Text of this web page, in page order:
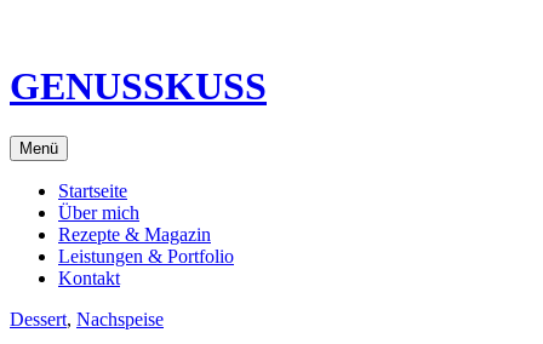
GENUSSKUSS
Menü
Startseite
Über mich
Rezepte & Magazin
Leistungen & Portfolio
Kontakt
Dessert, Nachspeise